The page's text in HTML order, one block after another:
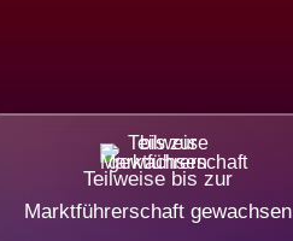
Teilweise bis zur
Marktführerschaft gewachsen